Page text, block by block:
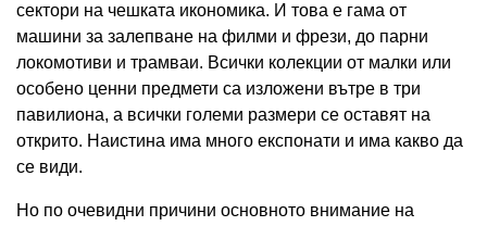
сектори на чешката икономика. И това е гама от
машини за залепване на филми и фрези, до парни
локомотиви и трамваи. Всички колекции от малки или
особено ценни предмети са изложени вътре в три
павилиона, а всички големи размери се оставят на
открито. Наистина има много експонати и има какво да
се види.
Но по очевидни причини основното внимание на